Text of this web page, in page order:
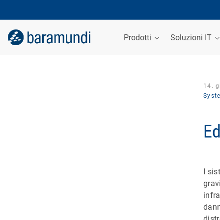
Prodotti Soluzioni IT
14.
I